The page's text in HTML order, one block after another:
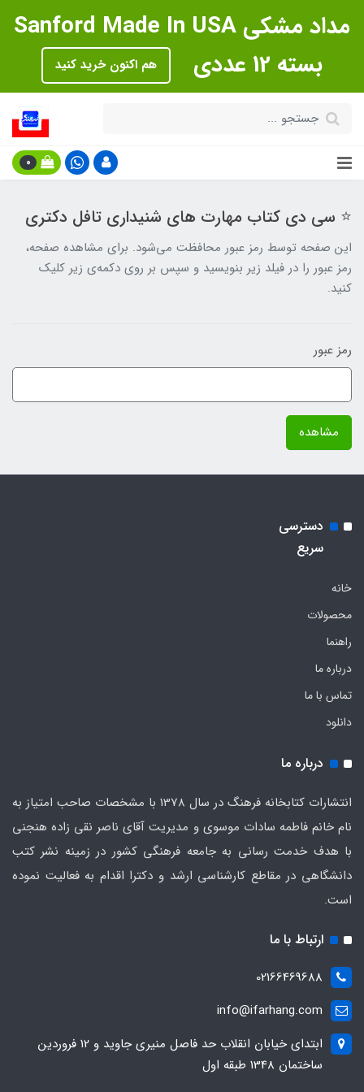
مداد مشکی Sanford Made In USA
بسته 12 عددی
هم اکنون خرید کنید
0
⭐ سی دی کتاب مهارت های شنیداری تافل دکتری
این صفحه توسط رمز عبور محافظت می‌شود. برای مشاهده صفحه،
رمز عبور را در فیلد زیر بنویسید و سپس بر روی دکمه‌ی زیر کلیک
کنید.
رمز عبور
مشاهده
دسترسی
سریع
خانه
محصولات
راهنما
درباره ما
تماس با ما
دانلود
درباره ما
انتشارات کتابخانه فرهنگ در سال 1378 با مشخصات صاحب امتیاز به
نام خانم فاطمه سادات موسوی و مدیریت آقای ناصر نقی زاده هنجنی
با هدف خدمت رسانی به جامعه فرهنگی کشور در زمینه نشر کتب
دانشگاهی در مقاطع کارشناسی ارشد و دکترا اقدام به فعالیت نموده
است.
ارتباط با ما
02166469688
info@ifarhang.com
ابتداي خيابان انقلاب حد فاصل منيري جاويد و 12 فروردين
ساختمان 1348 طبقه اول